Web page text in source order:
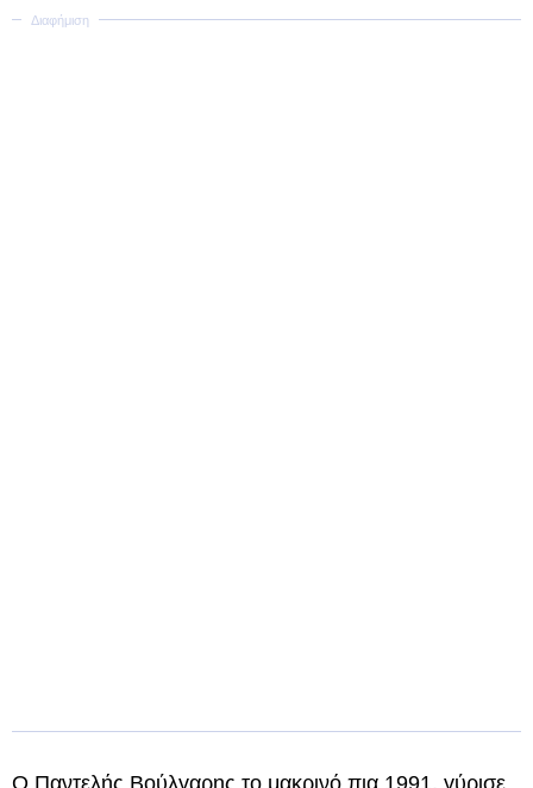
Ο Παντελής Βούλγαρης το μακρινό πια 1991, γύρισε